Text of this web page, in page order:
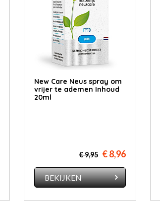
New Care Neus spray om
vrijer te ademen Inhoud
20ml
€ 9,95 € 8,96
BEKIJKEN